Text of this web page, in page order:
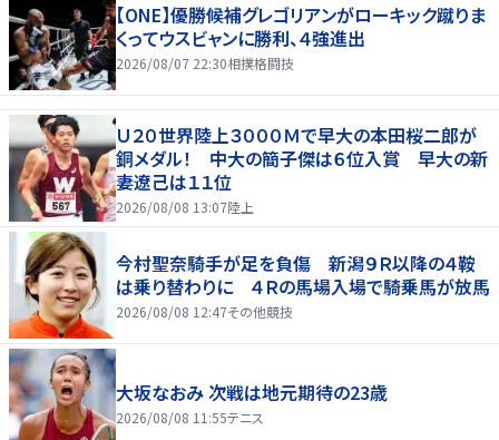
【ONE】優勝候補グレゴリアンがローキック蹴りま
くってウスビャンに勝利、４強進出
2026/08/07 22:30相撲格闘技
Ｕ２０世界陸上３０００Ｍで早大の本田桜二郎が
銅メダル！ 中大の簡子傑は６位入賞 早大の新
妻遼己は１１位
2026/08/08 13:07陸上
今村聖奈騎手が足を負傷 新潟９Ｒ以降の４鞍
は乗り替わりに ４Ｒの馬場入場で騎乗馬が放馬
2026/08/08 12:47その他競技
大坂なおみ 次戦は地元期待の23歳
2026/08/08 11:55テニス